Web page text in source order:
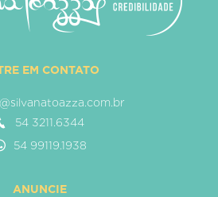
EM CONTATO
54 3211.6344
54 99119.1938
ANUNCIE